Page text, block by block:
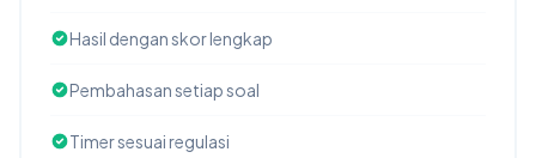
Hasil dengan skor lengkap
Pembahasan setiap soal
Timer sesuai regulasi